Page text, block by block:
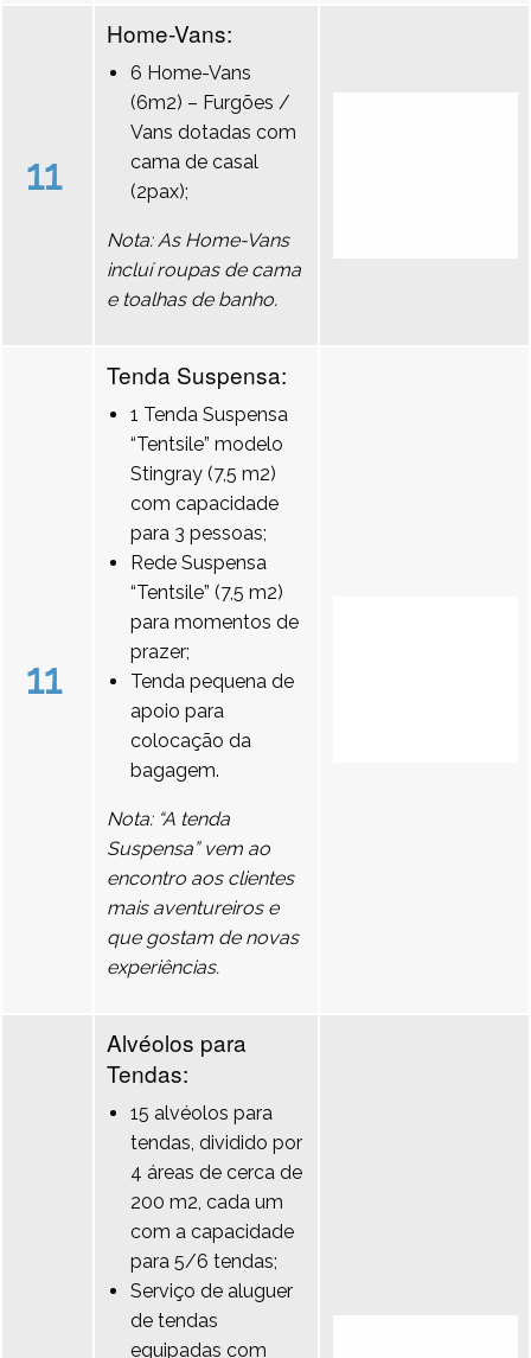
11
Home-Vans:
6 Home-Vans
(6m2) – Furgões /
Vans dotadas com
cama de casal
(2pax);
Nota: As Home-Vans
incluí roupas de cama
e toalhas de banho.
11
Tenda Suspensa:
1 Tenda Suspensa
“Tentsile” modelo
Stingray (7,5 m2)
com capacidade
para 3 pessoas;
Rede Suspensa
“Tentsile” (7,5 m2)
para momentos de
prazer;
Tenda pequena de
apoio para
colocação da
bagagem.
Nota: “A tenda
Suspensa” vem ao
encontro aos clientes
mais aventureiros e
que gostam de novas
experiências.
Alvéolos para
Tendas:
15 alvéolos para
tendas, dividido por
4 áreas de cerca de
200 m2, cada um
com a capacidade
para 5/6 tendas;
Serviço de aluguer
de tendas
equipadas com